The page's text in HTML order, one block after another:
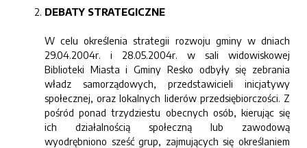
DEBATY STRATEGICZNE
W celu określenia strategii rozwoju gminy w dniach
29.04.2004r. i 28.05.2004r. w sali widowiskowej
Biblioteki Miasta i Gminy Resko odbyły się zebrania
władz samorządowych, przedstawicieli inicjatywy
społecznej, oraz lokalnych liderów przedsiębiorczości. Z
pośród ponad trzydziestu obecnych osób, kierując się
ich działalnością społeczną lub zawodową
wyodrębniono sześć grup, zajmujących się określaniem